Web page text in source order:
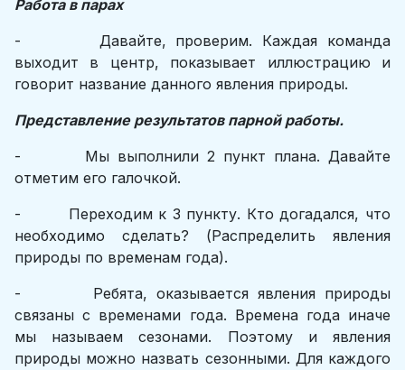
Работа в парах
- Давайте, проверим. Каждая команда
выходит в центр, показывает иллюстрацию и
говорит название данного явления природы.
Представление результатов парной работы.
- Мы выполнили 2 пункт плана. Давайте
отметим его галочкой.
- Переходим к 3 пункту. Кто догадался, что
необходимо сделать? (Распределить явления
природы по временам года).
- Ребята, оказывается явления природы
связаны с временами года. Времена года иначе
мы называем сезонами. Поэтому и явления
природы можно назвать сезонными. Для каждого